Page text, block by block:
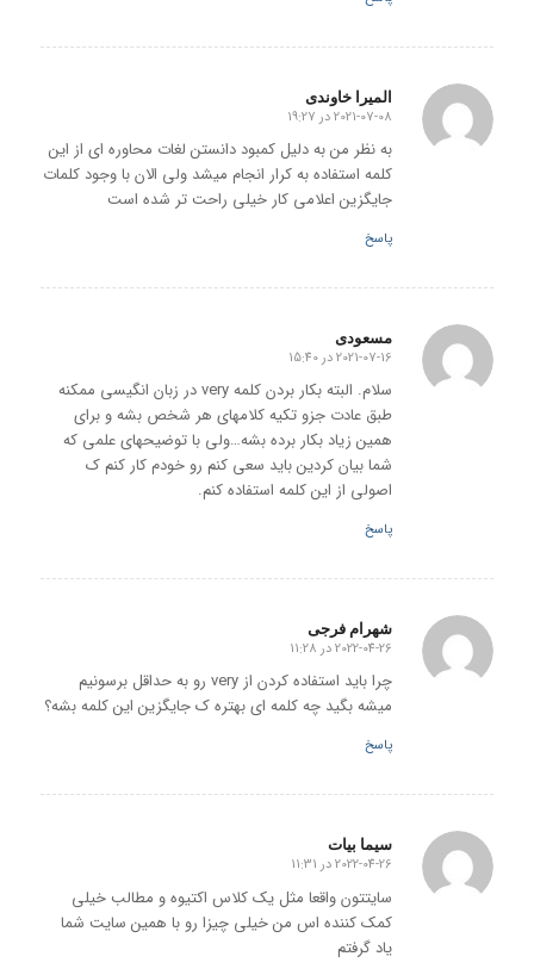
المیرا خاوندی
گفته:
2021-07-08 در 19:27
به نظر من به دلیل کمبود دانستن لغات محاوره ای از این
کلمه استفاده به کرار انجام میشد ولی الان با وجود کلمات
جایگزین اعلامی کار خیلی راحت تر شده است
پاسخ
مسعودی
گفته:
2021-07-16 در 15:40
سلام. البته بکار بردن کلمه very در زبان انگیسی ممکنه
طبق عادت جزو تکیه کلامهای هر شخص بشه و برای
همین زیاد بکار برده بشه…ولی با توضیحهای علمی که
شما بیان کردین باید سعی کنم رو خودم کار کنم ک
اصولی از این کلمه استفاده کنم.
پاسخ
شهرام فرجی
گفته:
2022-04-26 در 11:28
چرا باید استفاده کردن از very رو به حداقل برسونیم
میشه بگید چه کلمه ای بهتره ک جایگزین این کلمه بشه؟
پاسخ
سیما بیات
گفته:
2022-04-26 در 11:31
سایتتون واقعا مثل یک کلاس اکتیوه و مطالب خیلی
کمک کننده اس من خیلی چیزا رو با همین سایت شما
یاد گرفتم